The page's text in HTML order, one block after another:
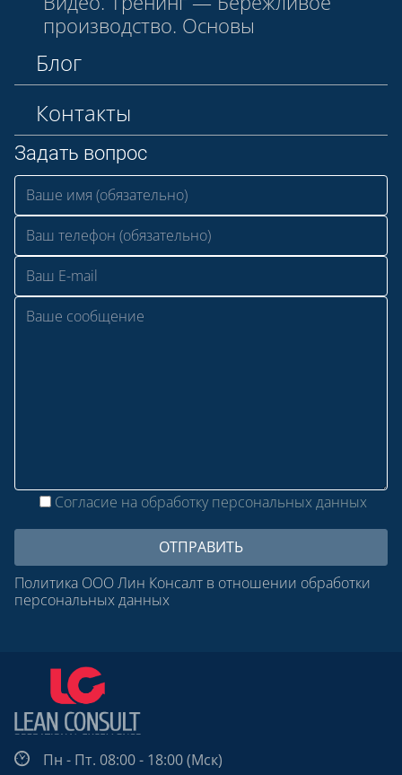
производство. Основы
Блог
Контакты
Задать вопрос
Согласие на обработку персональных данных
Политика ООО Лин Консалт в отношении обработки
персональных данных
Пн - Пт. 08:00 - 18:00 (Мск)